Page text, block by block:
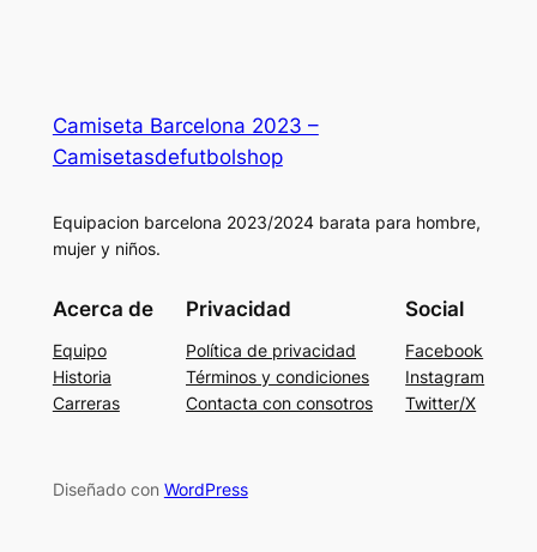
Camiseta Barcelona 2023 –
Camisetasdefutbolshop
Equipacion barcelona 2023/2024 barata para hombre,
mujer y niños.
Acerca de
Equipo
Historia
Carreras
Privacidad
Política de privacidad
Términos y condiciones
Contacta con consotros
Social
Facebook
Instagram
Twitter/X
Diseñado con WordPress